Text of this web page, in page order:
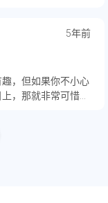
5年前
，但如果你不小心
，那就非常可惜